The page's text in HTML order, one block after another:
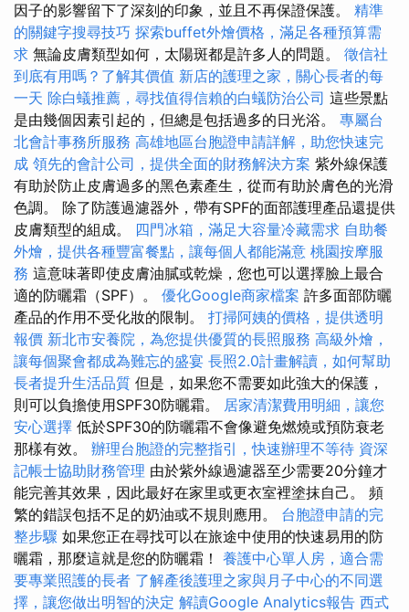
因子的影響留下了深刻的印象，並且不再保證保護。 精準
的關鍵字搜尋技巧 探索buffet外燴價格，滿足各種預算需
求 無論皮膚類型如何，太陽斑都是許多人的問題。 徵信社
到底有用嗎？了解其價值 新店的護理之家，關心長者的每
一天 除白蟻推薦，尋找值得信賴的白蟻防治公司 這些景點
是由幾個因素引起的，但總是包括過多的日光浴。 專屬台
北會計事務所服務 高雄地區台胞證申請詳解，助您快速完
成 領先的會計公司，提供全面的財務解決方案 紫外線保護
有助於防止皮膚過多的黑色素產生，從而有助於膚色的光滑
色調。 除了防護過濾器外，帶有SPF的面部護理產品還提供
皮膚類型的組成。 四門冰箱，滿足大容量冷藏需求 自助餐
外燴，提供各種豐富餐點，讓每個人都能滿意 桃園按摩服
務 這意味著即使皮膚油膩或乾燥，您也可以選擇臉上最合
適的防曬霜（SPF）。 優化Google商家檔案 許多面部防曬
產品的作用不受化妝的限制。 打掃阿姨的價格，提供透明
報價 新北市安養院，為您提供優質的長照服務 高級外燴，
讓每個聚會都成為難忘的盛宴 長照2.0計畫解讀，如何幫助
長者提升生活品質 但是，如果您不需要如此強大的保護，
則可以負擔使用SPF30防曬霜。 居家清潔費用明細，讓您
安心選擇 低於SPF30的防曬霜不會像避免燃燒或預防衰老
那樣有效。 辦理台胞證的完整指引，快速辦理不等待 資深
記帳士協助財務管理 由於紫外線過濾器至少需要20分鐘才
能完善其效果，因此最好在家里或更衣室裡塗抹自己。 頻
繁的錯誤包括不足的奶油或不規則應用。 台胞證申請的完
整步驟 如果您正在尋找可以在旅途中使用的快速易用的防
曬霜，那麼這就是您的防曬霜！ 養護中心單人房，適合需
要專業照護的長者 了解產後護理之家與月子中心的不同選
擇，讓您做出明智的決定 解讀Google Analytics報告 西式